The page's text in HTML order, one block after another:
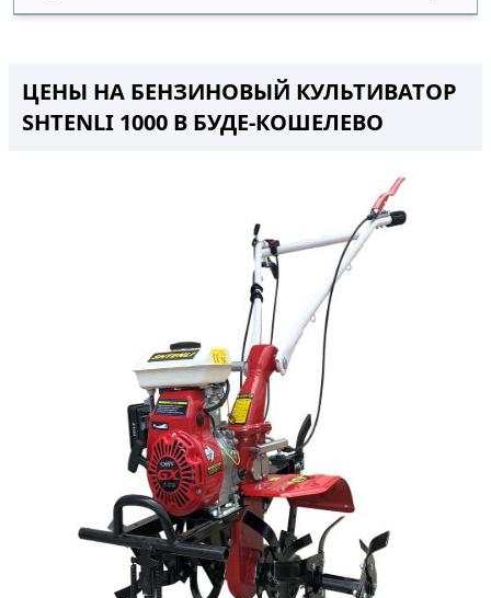
ЦЕНЫ НА БЕНЗИНОВЫЙ КУЛЬТИВАТОР
SHTENLI 1000 В БУДЕ-КОШЕЛЕВО